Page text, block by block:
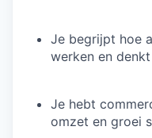
Je begrijpt hoe
werken en
Je hebt
omzet en groei